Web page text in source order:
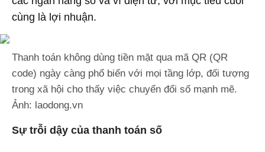
cùng là lợi nhuận.
Thanh toán không dùng tiền mặt qua mã QR (QR
code) ngày càng phổ biến với mọi tầng lớp, đối tượng
trong xã hội cho thấy việc chuyển đổi số mạnh mẽ.
Ảnh: laodong.vn
Sự trỗi dậy của thanh toán số